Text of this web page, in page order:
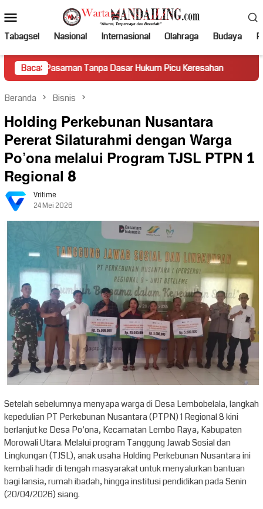
ke
kontenMobile
Tabagsel Nasional Internasional Olahraga Budaya
Baca:
Tanpa Dasar Hukum Picu Keresahan Truk Miring
Beranda Bisnis
Holding Perkebunan Nusantara
Pererat Silaturahmi dengan Warga
Po’ona melalui Program TJSL PTPN 1
Regional 8
Vritime
24 Mei 2026
Setelah sebelumnya menyapa warga di Desa Lembobelala, langkah
kepedulian PT Perkebunan Nusantara (PTPN) 1 Regional 8 kini
berlanjut ke Desa Po’ona, Kecamatan Lembo Raya, Kabupaten
Morowali Utara. Melalui program Tanggung Jawab Sosial dan
Lingkungan (TJSL), anak usaha Holding Perkebunan Nusantara ini
kembali hadir di tengah masyarakat untuk menyalurkan bantuan
bagi lansia, rumah ibadah, hingga institusi pendidikan pada Senin
(20/04/2026) siang.